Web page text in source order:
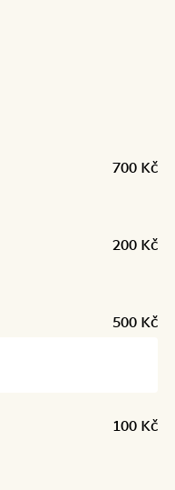
700 Kč
200 Kč
500 Kč
100 Kč